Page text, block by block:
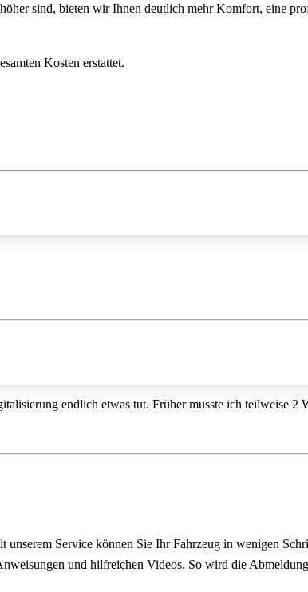
sind, bieten wir Ihnen deutlich mehr Komfort, eine
Kosten erstattet.
endlich etwas tut. Früher musste ich teilweise 2
Service können Sie Ihr Fahrzeug in wenigen
und hilfreichen Videos. So wird die